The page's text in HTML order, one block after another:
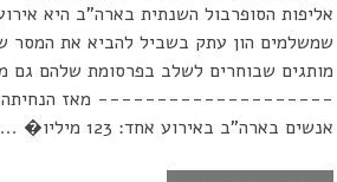
אליפות הסופרבול השנתית בארה"ב היא
שמשלמים הון עתק בשביל להביא את המסר
מותגים שבוחרים לשלב בפרסומת שלהם
-------------------- מאז הנחיתה על
אנשים בארה"ב באירוע אחד: 123 מיליו� ...